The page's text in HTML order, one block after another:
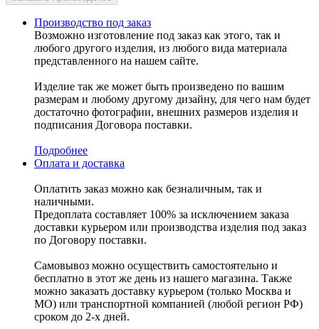
Производство под заказ
Возможно изготовление под заказ как этого, так и
любого другого изделия, из любого вида материала
представленного на нашем сайте.
Изделие так же может быть произведено по вашим
размерам и любому другому дизайну, для чего нам будет
достаточно фотографии, внешних размеров изделия и
подписания Договора поставки.
Подробнее
Оплата и доставка
Оплатить заказ можно как безналичным, так и
наличными.
Предоплата составляет 100% за исключением заказа
доставки курьером или производства изделия под заказ
по Договору поставки.
Самовывоз можно осуществить самостоятельно и
бесплатно в этот же день из нашего магазина. Также
можно заказать доставку курьером (только Москва и
МО) или транспортной компанией (любой регион РФ)
сроком до 2-х дней.